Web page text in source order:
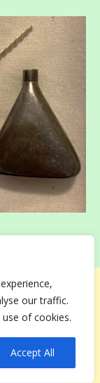
our traffic.
of cookies.
Accept All